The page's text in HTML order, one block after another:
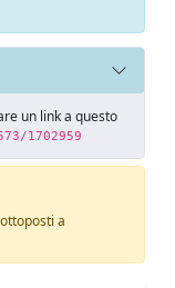
un link a questo
1702959
a